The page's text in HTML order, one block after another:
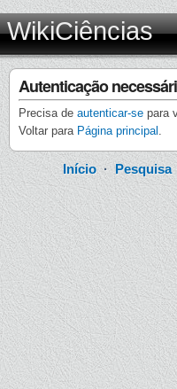
WikiCiências
Autenticação
Precisa de autenticar-se para
Voltar para Página principal .
Início · Pesquisa